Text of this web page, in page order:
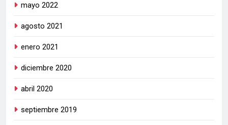
mayo 2022
agosto 2021
enero 2021
diciembre 2020
abril 2020
septiembre 2019